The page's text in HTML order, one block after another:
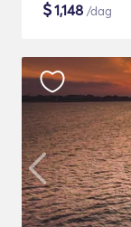
$1,148 /dag